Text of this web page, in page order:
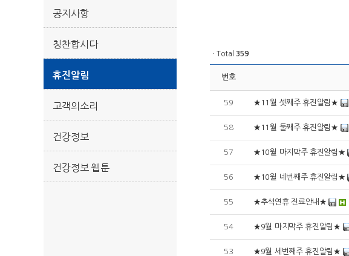
공지사항
칭찬합시다
휴진알림
고객의소리
건강정보
건강정보 웹툰
ㆍTotal 359
번호
59 ★11월 셋째주 휴진알림★
58 ★11월 둘째주 휴진알림★
57 ★10월 마지막주 휴진알림★
56 ★10월 네번째주 휴진알림★
55 ★추석연휴 진료안내★
54 ★9월 마지막주 휴진알림★
53 ★9월 세번째주 휴진알림★